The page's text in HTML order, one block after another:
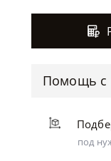
Помощь с
под